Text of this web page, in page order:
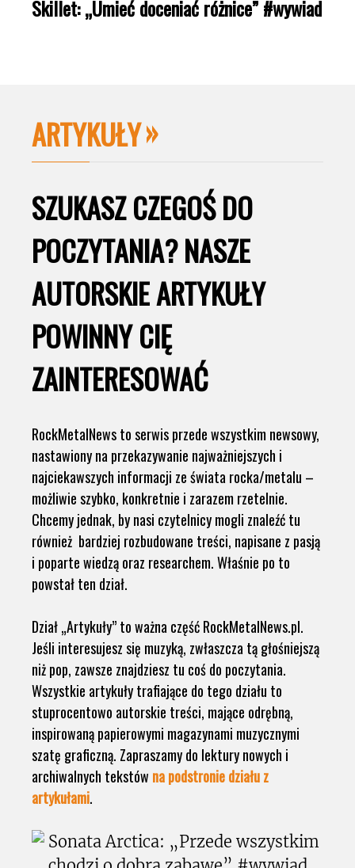
Skillet: „Umieć doceniać różnice” #wywiad
ARTYKUŁY
SZUKASZ CZEGOŚ DO
POCZYTANIA? NASZE
AUTORSKIE ARTYKUŁY
POWINNY CIĘ
ZAINTERESOWAĆ
RockMetalNews to serwis przede wszystkim newsowy,
nastawiony na przekazywanie najważniejszych i
najciekawszych informacji ze świata rocka/metalu –
możliwie szybko, konkretnie i zarazem rzetelnie.
Chcemy jednak, by nasi czytelnicy mogli znaleźć tu
również bardziej rozbudowane treści, napisane z pasją
i poparte wiedzą oraz researchem. Właśnie po to
powstał ten dział.
Dział „Artykuły” to ważna część RockMetalNews.pl.
Jeśli interesujesz się muzyką, zwłaszcza tą głośniejszą
niż pop, zawsze znajdziesz tu coś do poczytania.
Wszystkie artykuły trafiające do tego działu to
stuprocentowo autorskie treści, mające odrębną,
inspirowaną papierowymi magazynami muzycznymi
szatę graficzną. Zapraszamy do lektury nowych i
archiwalnych tekstów na podstronie działu z
artykułami.